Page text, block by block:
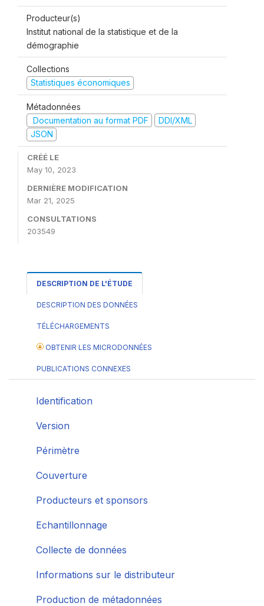
Producteur(s)
Institut national de la statistique et de la
démographie
Collections
Statistiques économiques
Métadonnées
Documentation au format PDF
DDI/XML
JSON
CRÉÉ LE
May 10, 2023
DERNIÈRE MODIFICATION
Mar 21, 2025
CONSULTATIONS
203549
DESCRIPTION DE L'ÉTUDE
DESCRIPTION DES DONNÉES
TÉLÉCHARGEMENTS
OBTENIR LES MICRODONNÉES
PUBLICATIONS CONNEXES
Identification
Version
Périmètre
Couverture
Producteurs et sponsors
Echantillonnage
Collecte de données
Informations sur le distributeur
Production de métadonnées